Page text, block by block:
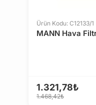
Ürün Kodu: C12133/1
MANN Hava
1.321,78₺
1.468,42₺